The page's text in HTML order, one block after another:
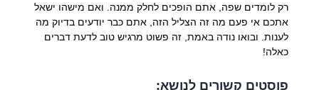
רק לומדים שפה, אתם הופכים לחלק ממנה. ואם מישהו ישאל
אתכם אי פעם מה זה הצליל הזה, אתם כבר יודעים בדיוק מה
לענות. ובואו נודה באמת, זה פשוט מרגיש טוב לדעת דברים
כאלה!
פוסטים קשורים לנושא: